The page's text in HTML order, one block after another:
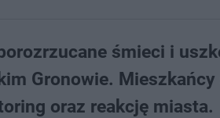
śmieci i
Gronowie.
oraz reakcję miasta.